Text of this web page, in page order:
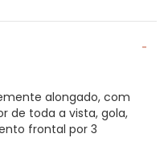
alongado, com
de toda a vista, gola,
frontal por 3